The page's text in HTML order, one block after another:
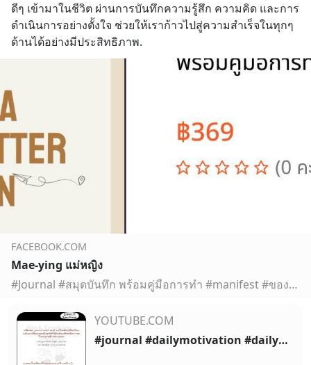
ดีๆ เข้ามาในชีวิต ผ่านการบันทึกความรู้สึก ความคิด และการ
ดำเนินการอย่างตั้งใจ ช่วยให้เราก้าวไปสู่ความสำเร็จในทุกๆ
ด้านได้อย่างมีประสิทธิภาพ.
FACEBOOK.COM
Mae-ying แม่หญิง
#Journal #สมุดบันทึก พร้อมคู่มือการทำ #manifest #ของขวัญปีใหม่ ในราคา ฿313 ซื้อได้ในแอป Shopee ตอนนี้เลย!
YOUTUBE.COM
#journal #dailymotivation #dailyplanner #manifestation #goodvibes #mentalhealth